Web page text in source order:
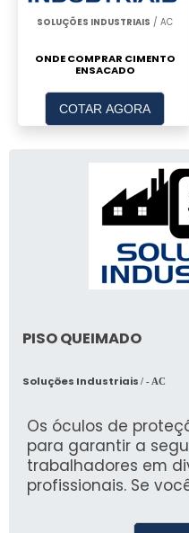
SOLUÇÕES INDUSTRIAIS / AC
ONDE COMPRAR CIMENTO
ENSACADO
COTAR AGORA
PISO QUEIMADO
Soluções Industriais / - AC
Os óculos de
para garantir a
trabalhadores em
profissionais. Se
especializada em